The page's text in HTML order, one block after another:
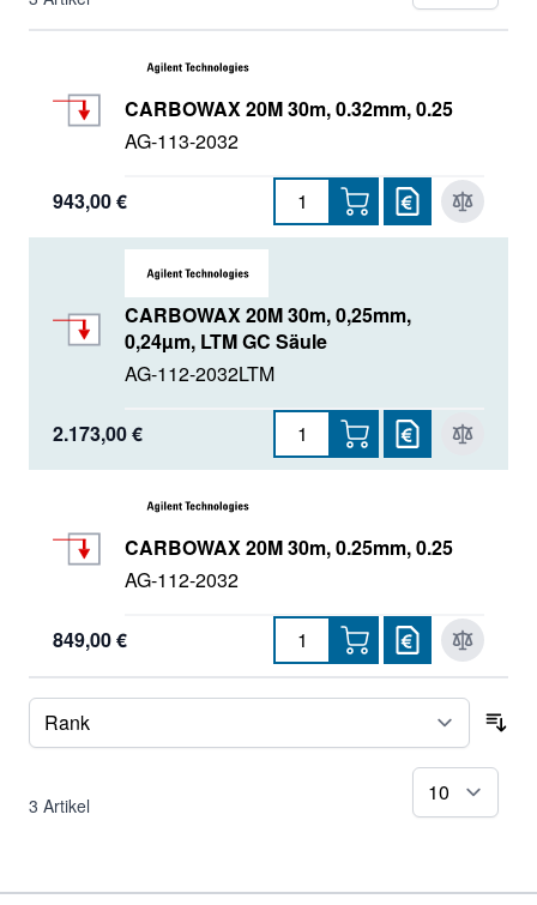
Polaris
PSS Säulen
CARBOWAX 20M 30m, 0.32mm, 0.25
AG-113-2032
943,00 €
CARBOWAX 20M 30m, 0,25mm,
0,24µm, LTM GC Säule
AG-112-2032LTM
2.173,00 €
CARBOWAX 20M 30m, 0.25mm, 0.25
AG-112-2032
849,00 €
3 Artikel